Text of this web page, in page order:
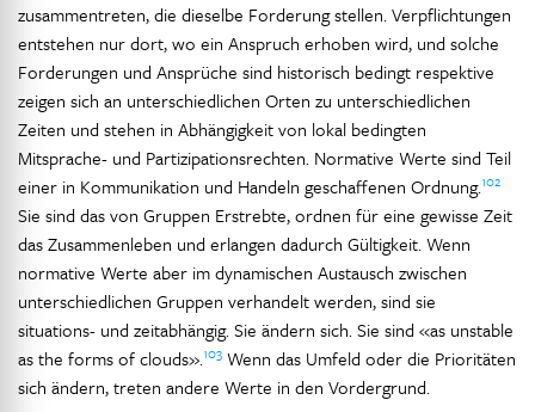
zusammentreten, die dieselbe Forderung stellen. Verpflichtungen
entstehen nur dort, wo ein Anspruch erhoben wird, und solche
Forderungen und Ansprüche sind historisch bedingt respektive
zeigen sich an unterschiedlichen Orten zu unterschiedlichen
Zeiten und stehen in Abhängigkeit von lokal bedingten
Mitsprache- und Partizipationsrechten. Normative Werte sind Teil
einer in Kommunikation und Handeln geschaffenen Ordnung.102
Sie sind das von Gruppen Erstrebte, ordnen für eine gewisse Zeit
das Zusammenleben und erlangen dadurch Gültigkeit. Wenn
normative Werte aber im dynamischen Austausch zwischen
unterschiedlichen Gruppen verhandelt werden, sind sie
situations- und zeitabhängig. Sie ändern sich. Sie sind «as unstable
as the forms of clouds».103 Wenn das Umfeld oder die Prioritäten
sich ändern, treten andere Werte in den Vordergrund.